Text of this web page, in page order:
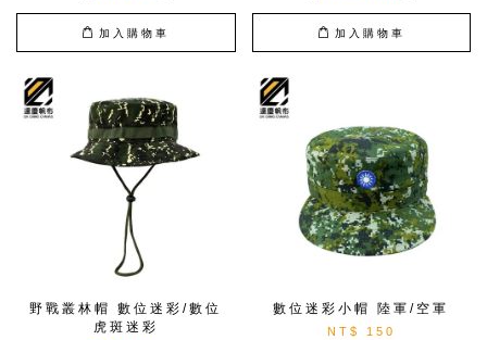
加入購物車 加入購物車
野戰叢林帽 數位迷彩/數位
虎斑迷彩
數位迷彩小帽 陸軍/空軍
NT$ 150